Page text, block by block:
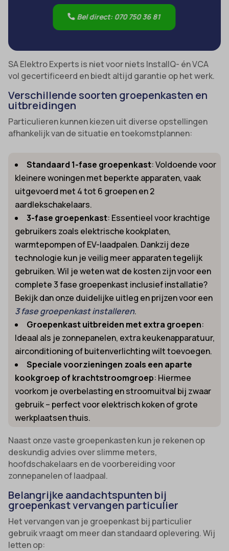
Bel direct: 070 750 36 81
SA Elektro Experts is niet voor niets InstallQ- én VCA
vol gecertificeerd en biedt altijd garantie op het werk.
Verschillende soorten groepenkasten en
uitbreidingen
Particulieren kunnen kiezen uit diverse opstellingen
afhankelijk van de situatie en toekomstplannen:
Standaard 1-fase groepenkast: Voldoende voor
kleinere woningen met beperkte apparaten, vaak
uitgevoerd met 4 tot 6 groepen en 2
aardlekschakelaars.
3-fase groepenkast: Essentieel voor krachtige
gebruikers zoals elektrische kookplaten,
warmtepompen of EV-laadpalen. Dankzij deze
technologie kun je veilig meer apparaten tegelijk
gebruiken. Wil je weten wat de kosten zijn voor een
complete 3 fase groepenkast inclusief installatie?
Bekijk dan onze duidelijke uitleg en prijzen voor een
3 fase groepenkast installeren.
Groepenkast uitbreiden met extra groepen:
Ideaal als je zonnepanelen, extra keukenapparatuur,
airconditioning of buitenverlichting wilt toevoegen.
Speciale voorzieningen zoals een aparte
kookgroep of krachtstroomgroep: Hiermee
voorkom je overbelasting en stroomuitval bij zwaar
gebruik – perfect voor elektrisch koken of grote
werkplaatsen thuis.
Naast onze vaste groepenkasten kun je rekenen op
deskundig advies over slimme meters,
hoofdschakelaars en de voorbereiding voor
zonnepanelen of laadpaal.
Belangrijke aandachtspunten bij
groepenkast vervangen particulier
Het vervangen van je groepenkast bij particulier
gebruik vraagt om meer dan standaard oplevering. Wij
letten op: